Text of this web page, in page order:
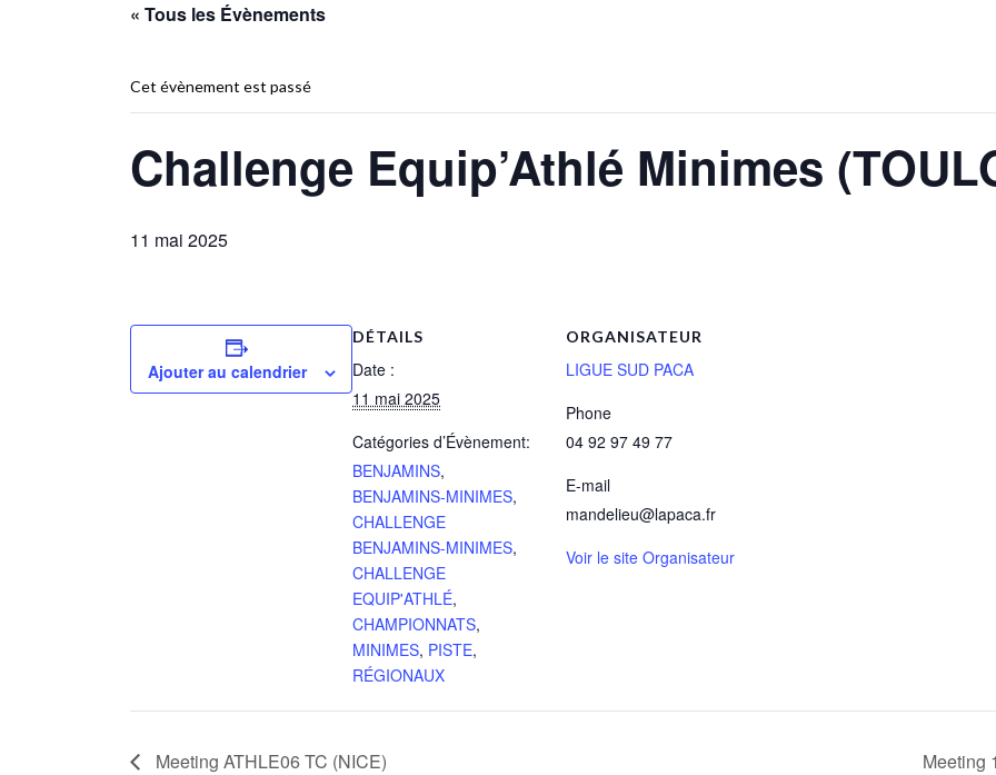
« Tous les Évènements
Cet évènement est passé
Challenge Equip’Athlé Minimes
11 mai 2025
Ajouter au calendrier
DÉTAILS
Date :
11 mai 2025
Catégories d’Évènement:
BENJAMINS,
BENJAMINS-MINIMES,
CHALLENGE
BENJAMINS-MINIMES,
CHALLENGE
EQUIP'ATHLÉ,
CHAMPIONNATS,
MINIMES, PISTE,
RÉGIONAUX
ORGANISATEUR
LIGUE SUD PACA
Phone
04 92 97 49 77
E-mail
mandelieu@lapaca.fr
Voir le site Organisateur
Meeting ATHLE06 TC (NICE) Meeting